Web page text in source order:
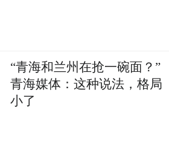
“青海和兰州在抢一碗面？”
青海媒体：这种说法，格局
小了